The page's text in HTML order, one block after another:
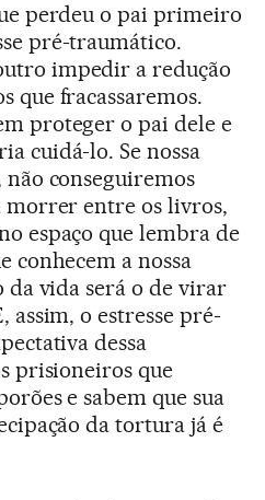
perdeu o pai primeiro
pré-traumático.
impedir a redução
que fracassaremos.
proteger o pai dele e
cuidá-lo. Se nossa
conseguiremos
morrer entre os livros,
espaço que lembra de
conhecem a nossa
vida será o de virar
assim, o estresse pré-
dessa
prisioneiros que
e sabem que sua
da tortura já é